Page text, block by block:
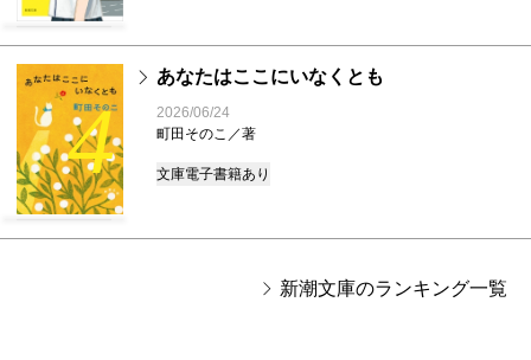
4
あなたはここにいなくとも
2026/06/24
町田そのこ／著
文庫電子書籍あり
新潮文庫のランキング一覧